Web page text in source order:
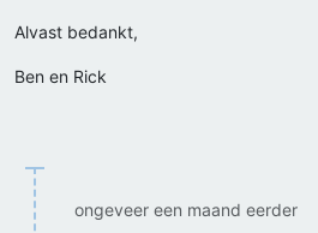
Alvast bedankt,
Ben en Rick
ongeveer een maand eerder